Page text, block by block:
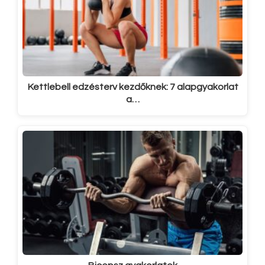
Kettlebell edzésterv kezdőknek: 7 alapgyakorlat
a…